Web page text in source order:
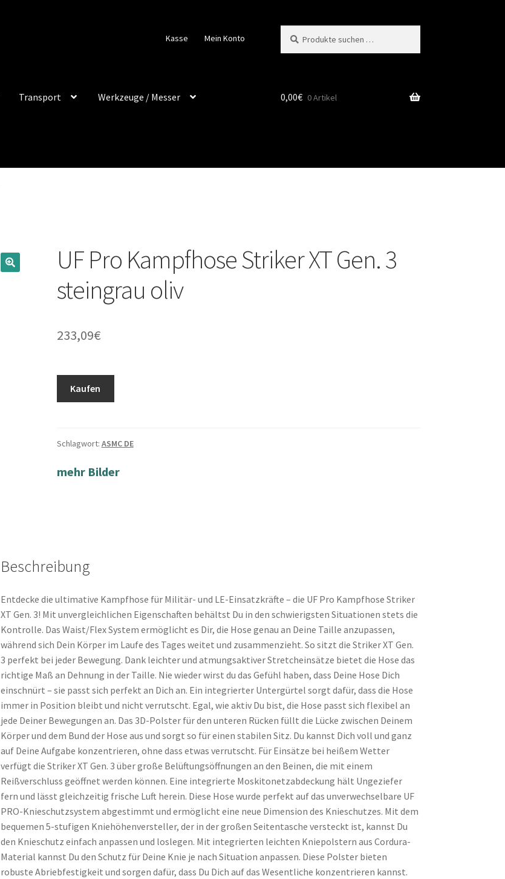
Kasse Mein Konto
nach:
Transport Werkzeuge / Messer 0,00€ 0 Artikel
UF Pro Kampfhose Striker XT Gen. 3
steingrau oliv
233,09€
Kaufen
Schlagwort: ASMC DE
mehr Bilder
Beschreibung
Entdecke die ultimative Kampfhose für Militär- und LE-Einsatzkräfte – die UF Pro Kampfhose Striker
XT Gen. 3! Mit unvergleichlichen Eigenschaften behältst Du in den schwierigsten Situationen stets die
Kontrolle. Das Waist/Flex System ermöglicht es Dir, die Hose genau an Deine Taille anzupassen,
während sich Dein Körper im Laufe des Tages weitet und zusammenzieht. So sitzt die Striker XT Gen.
3 perfekt bei jeder Bewegung. Dank leichter und atmungsaktiver Stretcheinsätze bietet die Hose das
richtige Maß an Dehnung in der Taille. Nie wieder wirst du das Gefühl haben, dass Deine Hose Dich
einschnürt – sie passt sich perfekt an Dich an. Ein integrierter Untergürtel sorgt dafür, dass die Hose
immer in Position bleibt und nicht verrutscht. Egal, wie aktiv Du bist, die Hose passt sich flexibel an
jede Deiner Bewegungen an. Das 3D-Polster für den unteren Rücken füllt die Lücke zwischen Deinem
Körper und dem Bund der Hose aus und sorgt so für einen stabilen Sitz. Du kannst Dich voll und ganz
auf Deine Aufgabe konzentrieren, ohne dass etwas verrutscht. Für Einsätze bei heißem Wetter
verfügt die Striker XT Gen. 3 über große Belüftungsöffnungen an den Beinen, die mit einem
Reißverschluss geöffnet werden können. Eine integrierte Moskitonetzabdeckung hält Ungeziefer
fern und lässt gleichzeitig frische Luft herein. Diese Hose wurde perfekt auf das unverwechselbare UF
PRO-Knieschutzsystem abgestimmt und ermöglicht eine neue Dimension des Knieschutzes. Mit dem
bequemen 5-stufigen Kniehöhenversteller, der in der großen Seitentasche versteckt ist, kannst Du
den Knieschutz einfach anpassen und loslegen. Mit integrierten leichten Kniepolstern aus Cordura-
Material kannst Du den Schutz für Deine Knie je nach Situation anpassen. Diese Polster bieten
robuste Abriebfestigkeit und sorgen dafür, dass Du Dich auf das Wesentliche konzentrieren kannst.